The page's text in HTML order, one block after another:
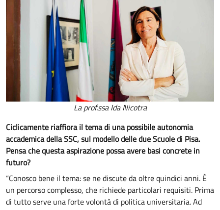
La prof.ssa Ida Nicotra
Ciclicamente riaffiora il tema di una possibile autonomia
accademica della SSC, sul modello delle due Scuole di Pisa.
Pensa che questa aspirazione possa avere basi concrete in
futuro?
“Conosco bene il tema: se ne discute da oltre quindici anni. È
un percorso complesso, che richiede particolari requisiti. Prima
di tutto serve una forte volontà di politica universitaria. Ad